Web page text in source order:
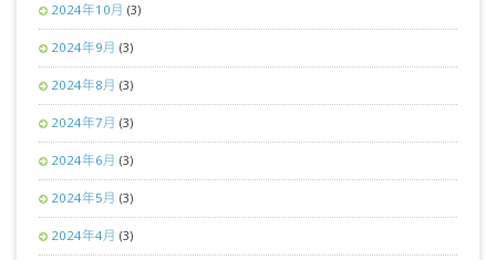
2024年10月 (3)
2024年9月 (3)
2024年8月 (3)
2024年7月 (3)
2024年6月 (3)
2024年5月 (3)
2024年4月 (3)